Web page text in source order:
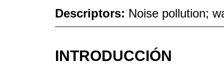
Descriptors: Noise pollution;
INTRODUCCIÓN